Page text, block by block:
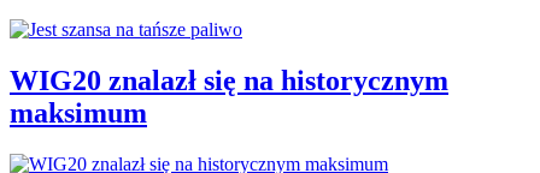
WIG20 znalazł się na historycznym
maksimum